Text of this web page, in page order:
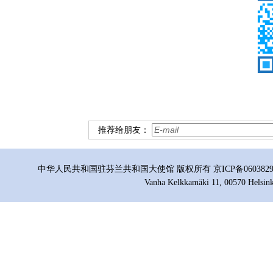
推荐给朋友：
中华人民共和国驻芬兰共和国大使馆 版权所有 京ICP备
Vanha Kelkkamäki 11, 00570